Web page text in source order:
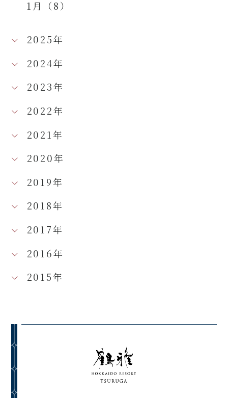
1月（8）
2025年
2024年
2023年
2022年
2021年
2020年
2019年
2018年
2017年
2016年
2015年